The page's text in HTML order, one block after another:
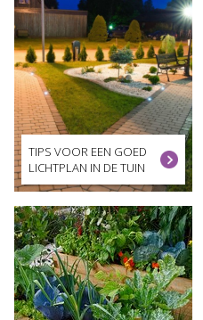
TIPS VOOR EEN GOED
LICHTPLAN IN DE TUIN